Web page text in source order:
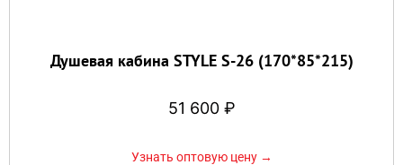
Душевая кабина STYLE S-26 (170*85*215)
51 600 ₽
Узнать оптовую цену →